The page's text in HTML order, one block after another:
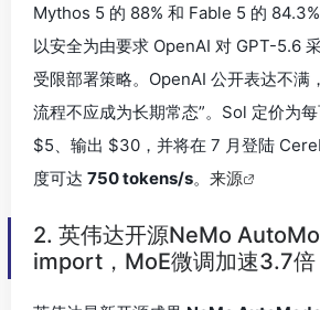
Mythos 5 的 88% 和 Fable 5 的
以安全为由要求 OpenAI 对 GPT-5.6
受限部署策略。OpenAI 公开表达不满
流程不应成为长期常态”。Sol 定价为
$5、输出 $30，并将在 7 月登陆
度可达 750 tokens/s。 来源
2. 英伟达开源NeMo
import，MoE微调加速3.7倍